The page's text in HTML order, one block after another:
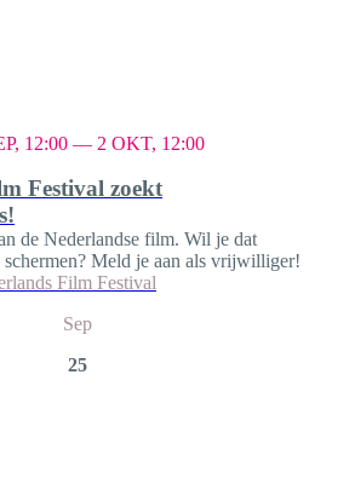
12:00 — 2 OKT, 12:00
Festival zoekt
de Nederlandse film. Wil je dat
schermen? Meld je aan als vrijwilliger!
Film Festival
Sep
25